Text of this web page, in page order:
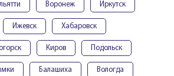
Воронеж Иркутск
Ижевск Хабаровск
Киров Подольск
Балашиха Вологда